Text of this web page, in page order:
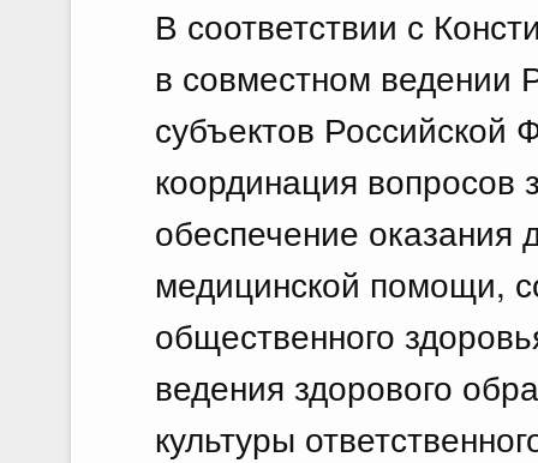
В соответствии с
в совместном ведении
субъектов Российской
координация вопросов
обеспечение оказания
медицинской помощи,
общественного
ведения здорового
культуры